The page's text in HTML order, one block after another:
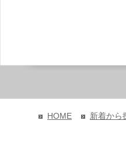
HOME 新着から